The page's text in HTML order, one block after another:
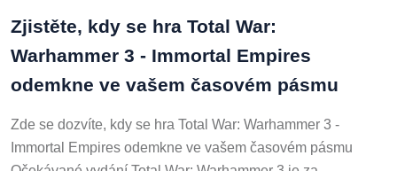
Zjistěte, kdy se hra Total War:
Warhammer 3 - Immortal Empires
odemkne ve vašem časovém pásmu
Zde se dozvíte, kdy se hra Total War: Warhammer 3 -
Immortal Empires odemkne ve vašem časovém pásmu